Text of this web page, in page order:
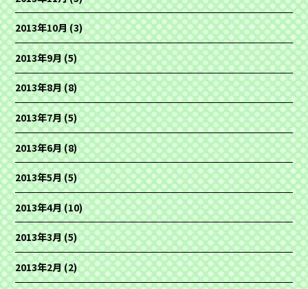
2013年10月(3)
2013年9月(5)
2013年8月(8)
2013年7月(5)
2013年6月(8)
2013年5月(5)
2013年4月(10)
2013年3月(5)
2013年2月(2)